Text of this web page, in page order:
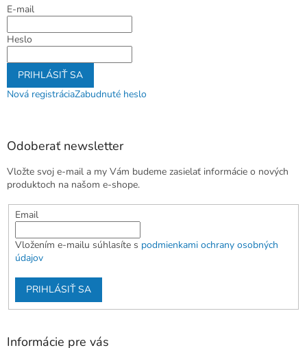
E-mail
Heslo
PRIHLÁSIŤ SA
Nová registráciaZabudnuté heslo
Odoberať newsletter
Vložte svoj e-mail a my Vám budeme zasielať informácie o nových
produktoch na našom e-shope.
Email
Vložením e-mailu súhlasíte s podmienkami ochrany osobných
údajov
PRIHLÁSIŤ SA
Informácie pre vás